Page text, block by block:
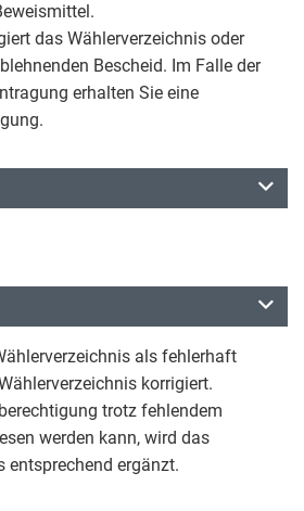
das Wählerverzeichnis oder
Bescheid. Im Falle der
erhalten Sie eine
als fehlerhaft
korrigiert.
trotz fehlendem
werden kann, wird das
entsprechend ergänzt.